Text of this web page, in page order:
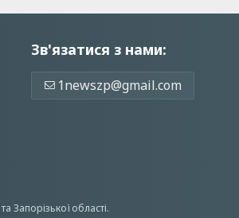
Зв'язатися з нами:
1newszp@gmail.com
та Запорізької області.